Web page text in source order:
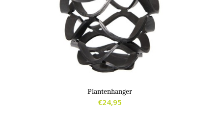
Plantenhanger
€24,95